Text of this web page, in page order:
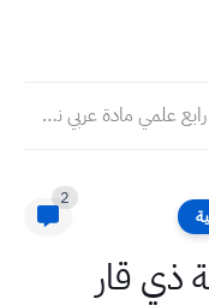
اسئلة فقط صف رابع علمي مادة عربي نهاية الكورس الثاني...
2
ذي قار